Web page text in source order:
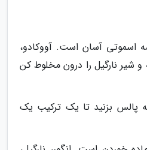
اسموتی آسان است. آووکادو،
و شیر نارگیل را درون مخلوط کن
پالس بزنید تا یک ترکیب یک